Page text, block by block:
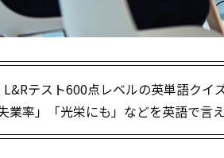
L&Rテスト600点レベルの英単語ク
業率」「光栄にも」などを英語で言